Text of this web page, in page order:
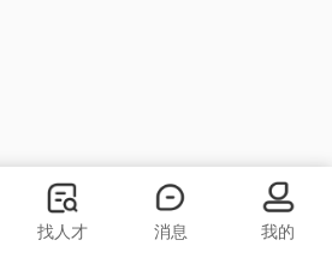
找人才 消息 我的